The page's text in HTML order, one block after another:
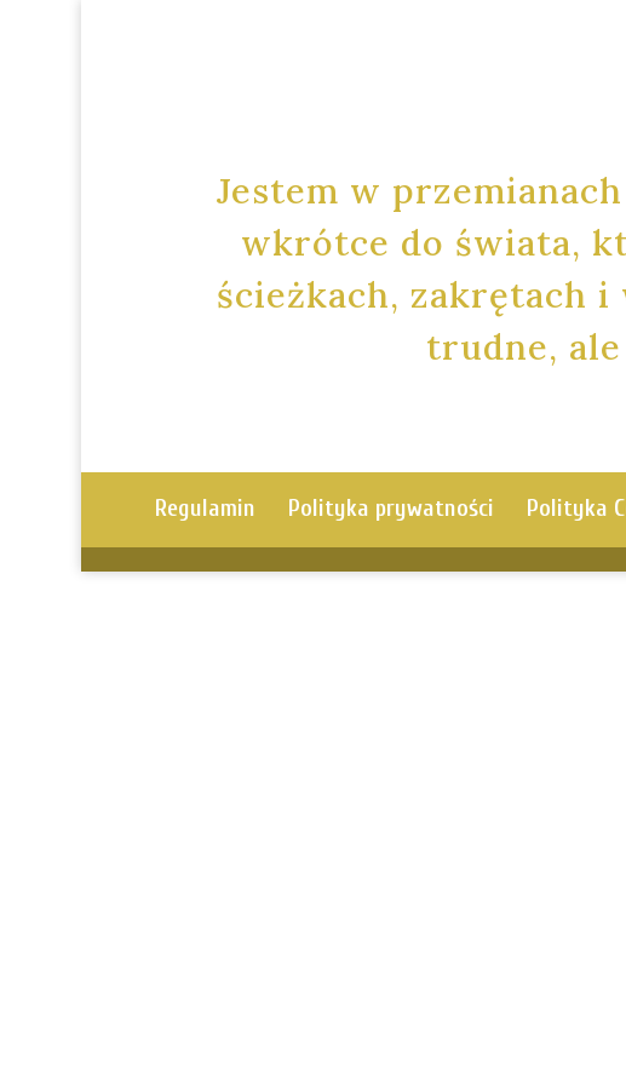
Jestem w
wkrótce do świata,
ścieżkach, zakrętach
trudne,
Regulamin Polityka prywatności Polityka